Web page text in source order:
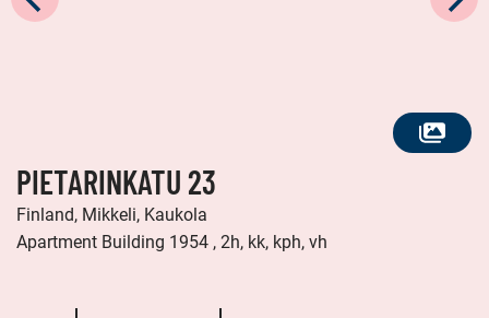
SEE
PIETARINKATU 23
Finland, Mikkeli, Kaukola
Apartment Building 1954 , 2h, kk, kph, vh